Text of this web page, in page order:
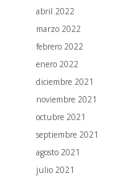
abril 2022
marzo 2022
febrero 2022
enero 2022
diciembre 2021
noviembre 2021
octubre 2021
septiembre 2021
agosto 2021
julio 2021